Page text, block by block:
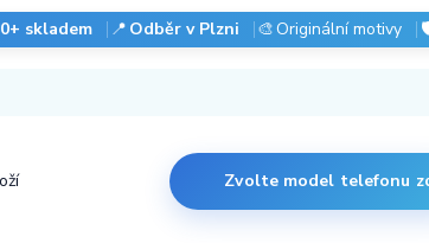
skladem 📍 Odběr v Plzni 🎨Originální motivy
Zvolte model telefonu